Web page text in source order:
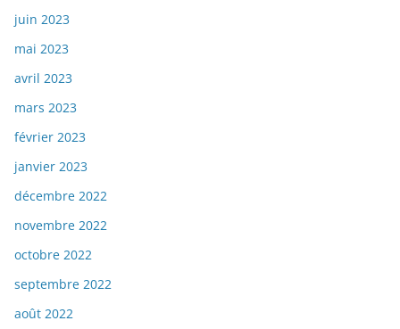
juin 2023
mai 2023
avril 2023
mars 2023
février 2023
janvier 2023
décembre 2022
novembre 2022
octobre 2022
septembre 2022
août 2022